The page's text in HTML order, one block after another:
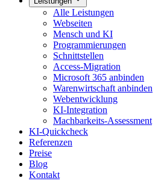
Alle Leistungen
Webseiten
Mensch und KI
Programmierungen
Schnittstellen
Access-Migration
Microsoft 365 anbinden
Warenwirtschaft anbinden
Webentwicklung
KI-Integration
Machbarkeits-Assessment
KI-Quickcheck
Referenzen
Preise
Blog
Kontakt